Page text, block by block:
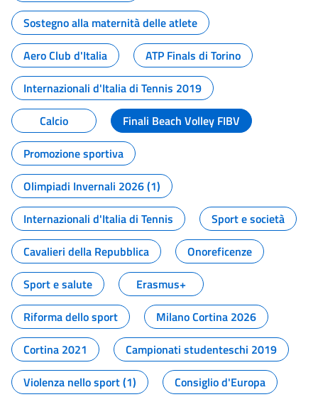
Sostegno alla maternità delle atlete
Aero Club d'Italia
ATP Finals di Torino
Internazionali d'Italia di Tennis 2019
Calcio
Finali Beach Volley FIBV
Promozione sportiva
Olimpiadi Invernali 2026 (1)
Internazionali d'Italia di Tennis
Sport e società
Cavalieri della Repubblica
Onoreficenze
Sport e salute
Erasmus+
Riforma dello sport
Milano Cortina 2026
Cortina 2021
Campionati studenteschi 2019
Violenza nello sport (1)
Consiglio d'Europa